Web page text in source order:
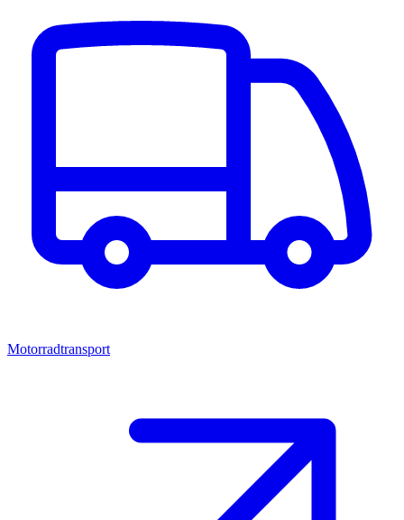
Motorradtransport